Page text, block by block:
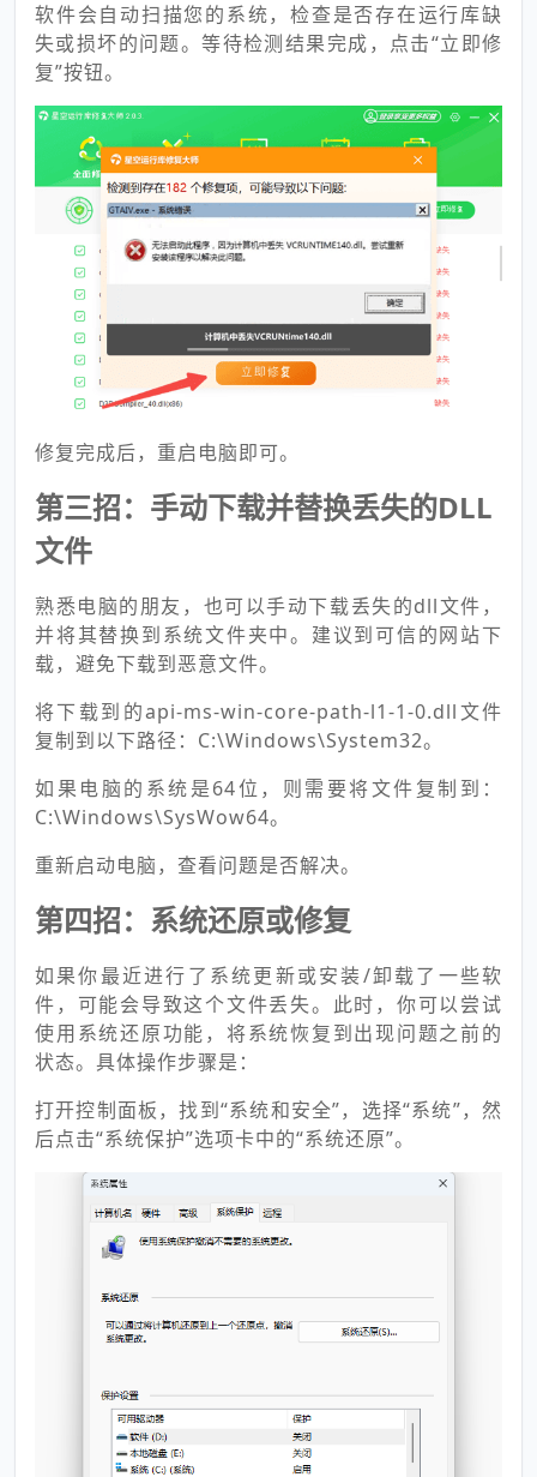
软件会自动扫描您的系统，检查是否存在运行库缺
失或损坏的问题。等待检测结果完成，点击“立即修
复”按钮。
修复完成后，重启电脑即可。
第三招：手动下载并替换丢失的DLL
文件
熟悉电脑的朋友，也可以手动下载丢失的dll文件，
并将其替换到系统文件夹中。建议到可信的网站下
载，避免下载到恶意文件。
将下载到的api-ms-win-core-path-l1-1-0.dll文件
复制到以下路径：C:\Windows\System32。
如果电脑的系统是64位，则需要将文件复制到：
C:\Windows\SysWow64。
重新启动电脑，查看问题是否解决。
第四招：系统还原或修复
如果你最近进行了系统更新或安装/卸载了一些软
件，可能会导致这个文件丢失。此时，你可以尝试
使用系统还原功能，将系统恢复到出现问题之前的
状态。具体操作步骤是：
打开控制面板，找到“系统和安全”，选择“系统”，然
后点击“系统保护”选项卡中的“系统还原”。